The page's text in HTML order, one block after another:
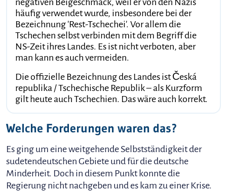
negativen Beigeschmack, weil er von den Nazis
häufig verwendet wurde, insbesondere bei der
Bezeichnung 'Rest-Tschechei'. Vor allem die
Tschechen selbst verbinden mit dem Begriff die
NS-Zeit ihres Landes. Es ist nicht verboten, aber
man kann es auch vermeiden.
Die offizielle Bezeichnung des Landes ist Česká
republika / Tschechische Republik – als Kurzform
gilt heute auch Tschechien. Das wäre auch korrekt.
Welche Forderungen waren das?
Es ging um eine weitgehende Selbstständigkeit der
sudetendeutschen Gebiete und für die deutsche
Minderheit. Doch in diesem Punkt konnte die
Regierung nicht nachgeben und es kam zu einer Krise.